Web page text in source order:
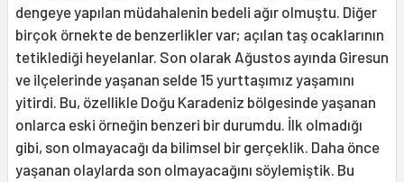
dengeye yapılan müdahalenin bedeli ağır olmuştu. Diğer
birçok örnekte de benzerlikler var; açılan taş ocaklarının
tetiklediği heyelanlar. Son olarak Ağustos ayında Giresun
ve ilçelerinde yaşanan selde 15 yurttaşımız yaşamını
yitirdi. Bu, özellikle Doğu Karadeniz bölgesinde yaşanan
onlarca eski örneğin benzeri bir durumdu. İlk olmadığı
gibi, son olmayacağı da bilimsel bir gerçeklik. Daha önce
yaşanan olaylarda son olmayacağını söylemiştik. Bu